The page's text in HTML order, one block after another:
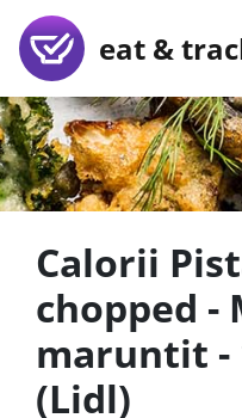
eat &
Calorii
chopped -
maruntit -
(Lidl)